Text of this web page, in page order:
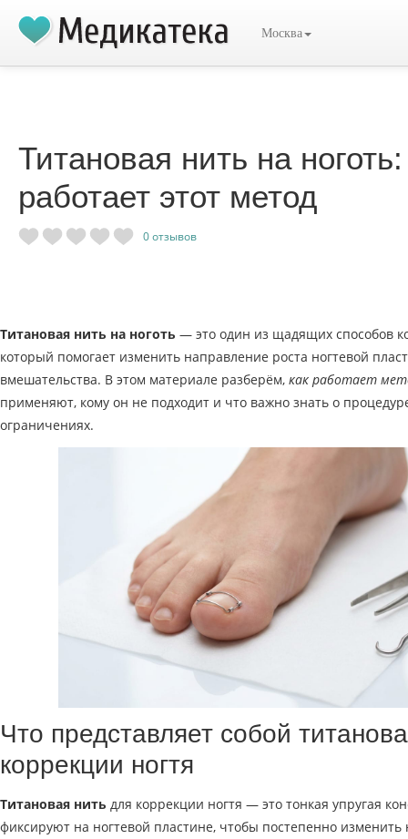
Москва
Титановая нить на ноготь:
работает этот метод
0отзывов
Титановая нить на ноготь — это один из щадящих способов
который помогает изменить направление роста ногтевой
вмешательства. В этом материале разберём, как работает
применяют, кому он не подходит и что важно знать о
ограничениях.
Что представляет собой
коррекции ногтя
Титановая нить для коррекции ногтя — это тонкая упругая
фиксируют на ногтевой пластине, чтобы постепенно